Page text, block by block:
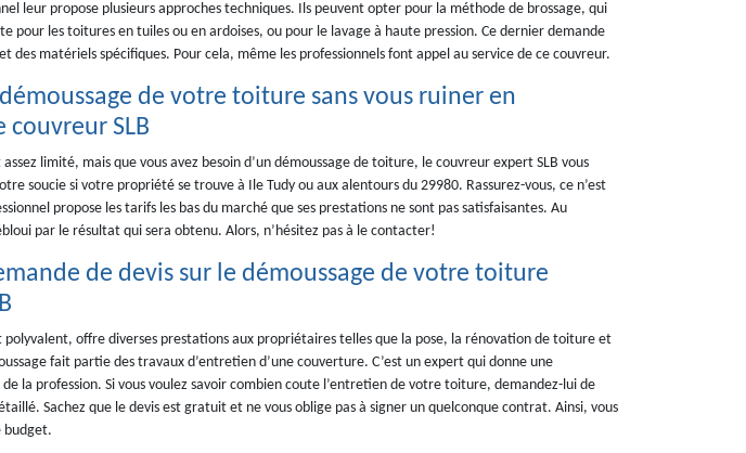
leur propose plusieurs approches techniques. Ils peuvent opter pour la méthode de brossage, qui
pour les toitures en tuiles ou en ardoises, ou pour le lavage à haute pression. Ce dernier demande
des matériels spécifiques. Pour cela, même les professionnels font appel au service de ce couvreur.
de votre toiture sans vous ruiner en
couvreur SLB
assez limité, mais que vous avez besoin d’un démoussage de toiture, le couvreur expert SLB vous
soucie si votre propriété se trouve à Ile Tudy ou aux alentours du 29980. Rassurez-vous, ce n’est
propose les tarifs les bas du marché que ses prestations ne sont pas satisfaisantes. Au
par le résultat qui sera obtenu. Alors, n’hésitez pas à le contacter!
de devis sur le démoussage de votre toiture
polyvalent, offre diverses prestations aux propriétaires telles que la pose, la rénovation de toiture et
fait partie des travaux d’entretien d’une couverture. C’est un expert qui donne une
la profession. Si vous voulez savoir combien coute l’entretien de votre toiture, demandez-lui de
Sachez que le devis est gratuit et ne vous oblige pas à signer un quelconque contrat. Ainsi, vous
budget.